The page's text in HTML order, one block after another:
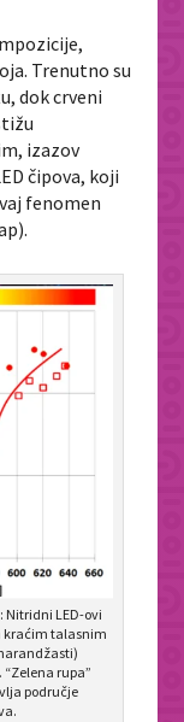
Trenutno su
dok crveni
izazov
čipova, koji
fenomen
Nitridni LED-ovi
kraćim talasnim
rupa”
područje